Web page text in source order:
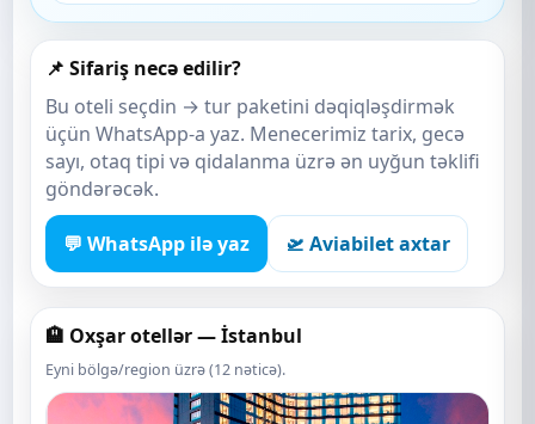
📌 Sifariş necə edilir?
Bu oteli seçdin → tur paketini dəqiqləşdirmək
üçün WhatsApp-a yaz. Menecerimiz tarix, gecə
sayı, otaq tipi və qidalanma üzrə ən uyğun təklifi
göndərəcək.
💬 WhatsApp ilə yaz 🛫 Aviabilet axtar
🏨 Oxşar otellər — İstanbul
Eyni bölgə/region üzrə (12 nəticə).